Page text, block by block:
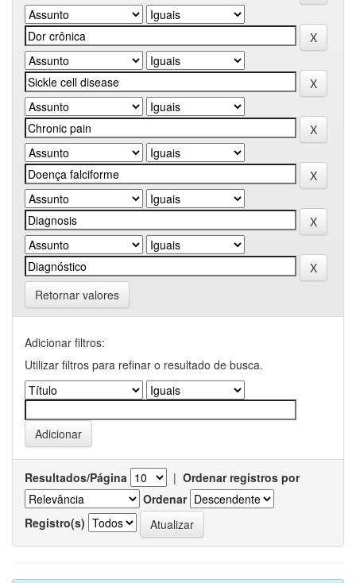
Retornar valores
Adicionar filtros:
Utilizar filtros para refinar o resultado de busca.
Resultados/Página | Ordenar registros por
Ordenar
Registro(s)